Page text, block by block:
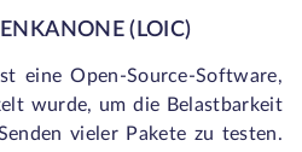
(LOIC)
eine Open-Source-Software,
wurde, um die Belastbarkeit
vieler Pakete zu testen.